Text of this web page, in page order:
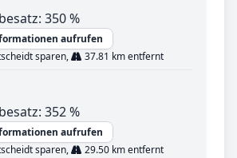
350 %
aufrufen
sparen,
37.81 km entfernt
352 %
aufrufen
sparen,
29.50 km entfernt